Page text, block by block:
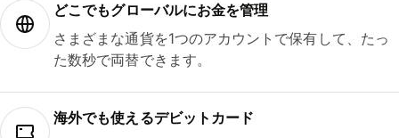
どこでもグ⁠ロ⁠ー⁠バ⁠ルにお金を管理
さまざまな通貨を1つのアカウントで保有して、たっ
た数秒で両替できます。
海外でも使えるデビットカード